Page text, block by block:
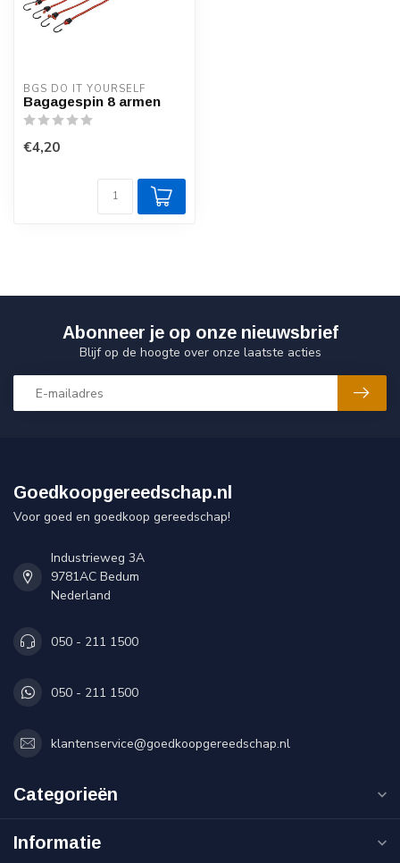
BGS DO IT YOURSELF
Bagagespin 8 armen
€4,20
Abonneer je op onze nieuwsbrief
Blijf op de hoogte over onze laatste acties
Goedkoopgereedschap.nl
Voor goed en goedkoop gereedschap!
Industrieweg 3A
9781AC Bedum
Nederland
050 - 211 1500
050 - 211 1500
klantenservice@goedkoopgereedschap.nl
Categorieën
Informatie